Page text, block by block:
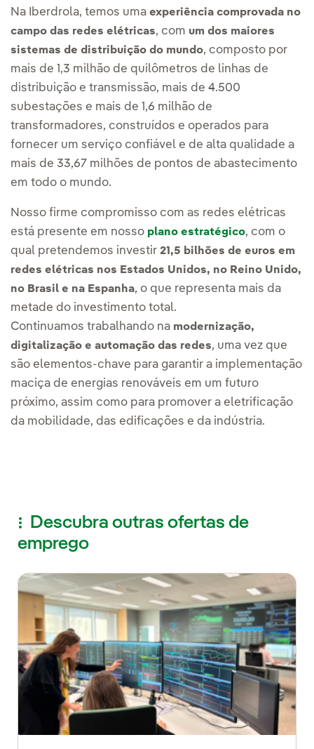
Na Iberdrola, temos uma experiência comprovada no
campo das redes elétricas, com um dos maiores
sistemas de distribuição do mundo, composto por
mais de 1,3 milhão de quilômetros de linhas de
distribuição e transmissão, mais de 4.500
subestações e mais de 1,6 milhão de
transformadores, construídos e operados para
fornecer um serviço confiável e de alta qualidade a
mais de 33,67 milhões de pontos de abastecimento
em todo o mundo.
Nosso firme compromisso com as redes elétricas
está presente em nosso plano estratégico, com o
qual pretendemos investir 21,5 bilhões de euros em
redes elétricas nos Estados Unidos, no Reino Unido,
no Brasil e na Espanha, o que representa mais da
metade do investimento total.
Continuamos trabalhando na modernização,
digitalização e automação das redes, uma vez que
são elementos-chave para garantir a implementação
maciça de energias renováveis em um futuro
próximo, assim como para promover a eletrificação
da mobilidade, das edificações e da indústria.
Descubra outras ofertas de
emprego